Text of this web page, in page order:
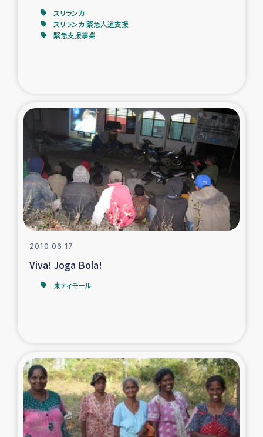
レバノンでのシリア難民・レバノン人への農業支援
石巻市街地在宅被災者支援
復興応援隊の活動
仮設住宅生活支援・農業復興支援
漁業復興支援
ガザ地区における羊の畜産支援
ガザ地区での公園の緑化を通じた支援事業
ガザ地区における被災住民への緊急支援
スリランカ
スリランカ 緊急人道支援
緊急支援事業
2010.06.17
Viva! Joga Bola!
東ティモール